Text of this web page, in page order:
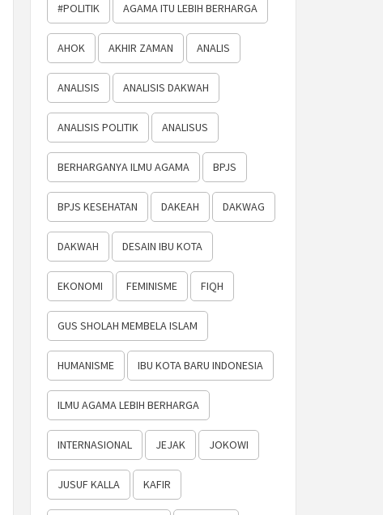
#POLITIK AGAMA ITU LEBIH BERHARGA
AHOK AKHIR ZAMAN ANALIS
ANALISIS ANALISIS DAKWAH
ANALISIS POLITIK ANALISUS
BERHARGANYA ILMU AGAMA BPJS
BPJS KESEHATAN DAKEAH DAKWAG
DAKWAH DESAIN IBU KOTA
EKONOMI FEMINISME FIQH
GUS SHOLAH MEMBELA ISLAM
HUMANISME IBU KOTA BARU INDONESIA
ILMU AGAMA LEBIH BERHARGA
INTERNASIONAL JEJAK JOKOWI
JUSUF KALLA KAFIR